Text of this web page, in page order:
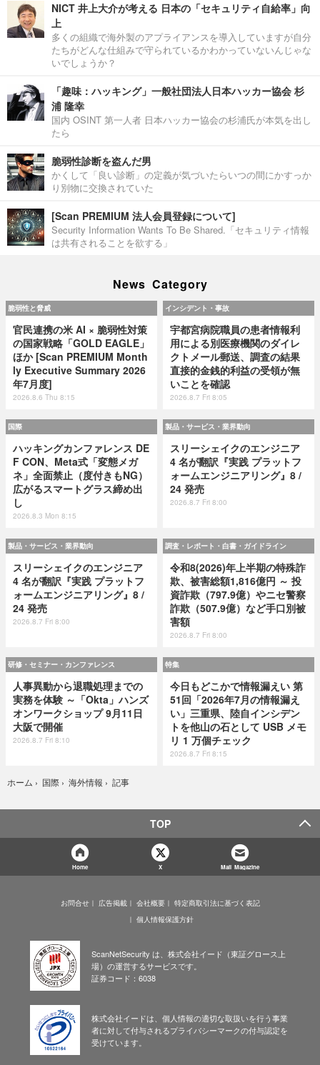
NICT 井上大介が考える 日本の「セキュリティ自給率」向
上
多くの組織で海外製のアプライアンスを導入していますが自分
たちがどんな仕組みで守られているかわかっていないんじゃな
いでしょうか？
「趣味：ハッキング」一般社団法人日本ハッカー協会 杉
浦 隆幸
国内 OSINT 第一人者 日本ハッカー協会の杉浦氏が本気を出し
たら
脆弱性診断を盗んだ男
かくして「良い診断」の定義が気づいたらいつの間にかすっか
り別物に交換されていた
[Scan PREMIUM 法人会員登録について]
Security Information Wants To Be Shared.「セキュリティ情報
は共有されることを欲する」
News Category
脆弱性と脅威
官民連携の米 AI × 脆弱性対策
の国家戦略「GOLD EAGLE」
ほか [Scan PREMIUM Month
ly Executive Summary 2026
年7月度]
2026.8.6 Thu 8:15
インシデント・事故
宇都宮病院職員の患者情報利
用による別医療機関のダイレ
クトメール郵送、調査の結果
直接的金銭的利益の受領が無
いことを確認
2026.8.7 Fri 8:05
国際
ハッキングカンファレンス DE
F CON、Meta式「変態メガ
ネ」全面禁止（度付きもNG）
広がるスマートグラス締め出
し
2026.8.3 Mon 8:15
製品・サービス・業界動向
スリーシェイクのエンジニア
4 名が翻訳『実践 プラットフ
ォームエンジニアリング』8 /
24 発売
2026.8.7 Fri 8:00
製品・サービス・業界動向
スリーシェイクのエンジニア
4 名が翻訳『実践 プラットフ
ォームエンジニアリング』8 /
24 発売
2026.8.7 Fri 8:00
調査・レポート・白書・ガイドライン
令和8(2026)年上半期の特殊詐
欺、被害総額1,816億円 ～ 投
資詐欺（797.9億）やニセ警察
詐欺（507.9億）など手口別被
害額
2026.8.7 Fri 8:00
研修・セミナー・カンファレンス
人事異動から退職処理までの
実務を体験 ～「Okta」ハンズ
オンワークショップ 9月11日
大阪で開催
2026.8.7 Fri 8:10
特集
今日もどこかで情報漏えい 第
51回「2026年7月の情報漏え
い」三重県、陸自インシデン
トを他山の石として USB メモ
リ 1 万個チェック
2026.8.7 Fri 8:15
ホーム › 国際 › 海外情報 › 記事
TOP
Home X Mail Magazine
お問合せ 広告掲載 会社概要
特定商取引法に基づく表記
個人情報保護方針
ScanNetSecurity は、株式会社イード（東証グロース上
場）の運営するサービスです。
証券コード：6038
株式会社イードは、個人情報の適切な取扱いを行う事業
者に対して付与されるプライバシーマークの付与認定を
受けています。